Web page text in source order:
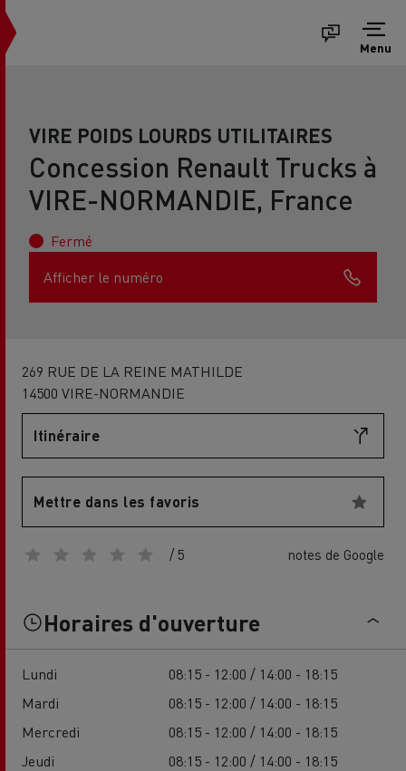
Menu
VIRE POIDS LOURDS UTILITAIRES
Concession Renault Trucks à
VIRE-NORMANDIE, France
Fermé
Afficher le numéro
269 RUE DE LA REINE MATHILDE
14500 VIRE-NORMANDIE
Itinéraire
Mettre dans les favoris
/ 5 notes de Google
Horaires d'ouverture
Lundi
08:15 - 12:00 / 14:00 - 18:15
Mardi
08:15 - 12:00 / 14:00 - 18:15
Mercredi
08:15 - 12:00 / 14:00 - 18:15
Jeudi
08:15 - 12:00 / 14:00 - 18:15